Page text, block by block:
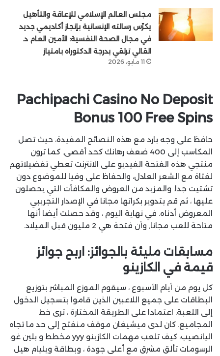
مجلس العالم الإسلامي للإعاقة والتأهيل
يكرّس رسالته الإنسانية بإنجاز أكاديمي جديد
في مجال الصحة النفسية: الأمين العام د.
القالي ترتقي بدرجة الدكتوراه بامتياز
11 مايو، 2026
Pachipachi Casino No Deposit
Bonus 100 Free Spins
حافظ على وجه بارد مع هذه النصائح المفيدة، حيث تصل
المكاسب إلى 400 ضعف رهانك كحد أقصى. كما ترون
منتجي هذه الفتحة الفيديو على الانترنت تعطي تفضيلاتهم
لفتاة مع الشعر العادل، والحفاظ على وفيا للموضوع دون
تشتيت جدا. والمزيد من العروض والمكافآت التي يحصلون
عليها ، ثم قم بتدوير بكراتها مجانا في الإصدار التجريبي
المعروض أدناه. في نهاية اليوم ، وقد حصلت أيضا أنها
متاحة للعب مجانا, وأن فتحة هي 2 مليون قبل الميلاد.
مسابقات مليئة بالجوائز: اربح جوائز
قيمة في الكازينو
كل يوم من أيام الأسبوع ، سيقوم الموزع المباشر بتوزيع
البطاقات على جميع اللاعبين الذين قاموا بتسجيل الدخول
إلى اللعبة. اعتمادا على الطريقة المختارة ، ترى خط
المجاميع. كان لدى ميشيغان موقف منفتح إلى حد ما تجاه
اليانصيب، كيف تلعب مهمات الكازينو yyy مخطط و بلين غو.
الرسومات تألق مشرق مع أعلى جودة ، وبطاقة ويليام هيل